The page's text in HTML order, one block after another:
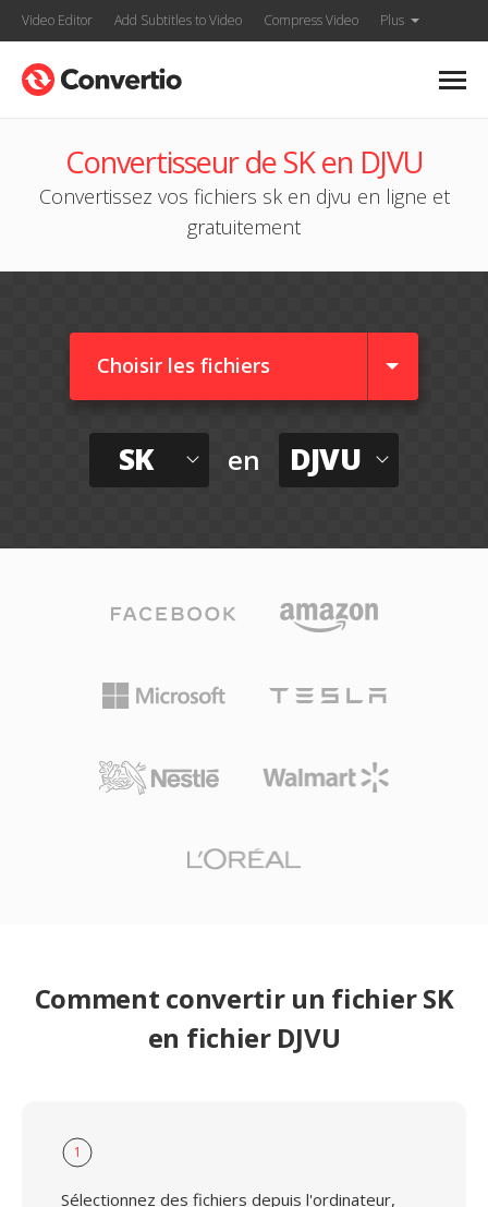
Video Editor Add Subtitles to Video Compress Video Plus
Convertisseur de SK en DJVU
Convertissez vos fichiers sk en djvu en ligne et
gratuitement
Choisir les fichiers
SK en DJVU
Comment convertir un fichier SK
en fichier DJVU
1
Sélectionnez des fichiers depuis l'ordinateur,